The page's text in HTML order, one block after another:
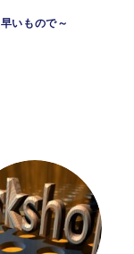
早いもので～